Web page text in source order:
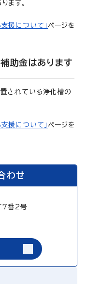
ます。
援について」ページを
助金はあります
されている浄化槽の
援について」ページを
わせ
7番2号